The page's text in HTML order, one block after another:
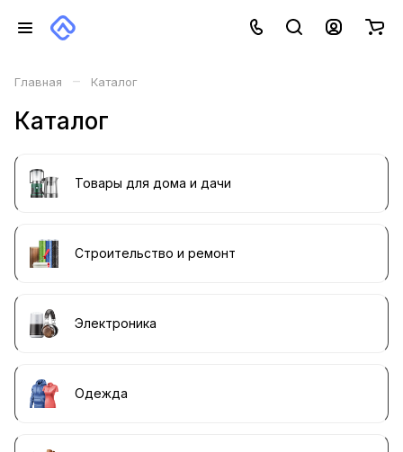
Главная – Каталог
Каталог
Товары для дома и дачи
Строительство и ремонт
Электроника
Одежда